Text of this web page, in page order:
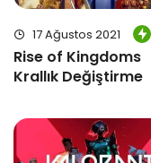
17 Ağustos 2021
Rise of Kingdoms
Krallık Değiştirme